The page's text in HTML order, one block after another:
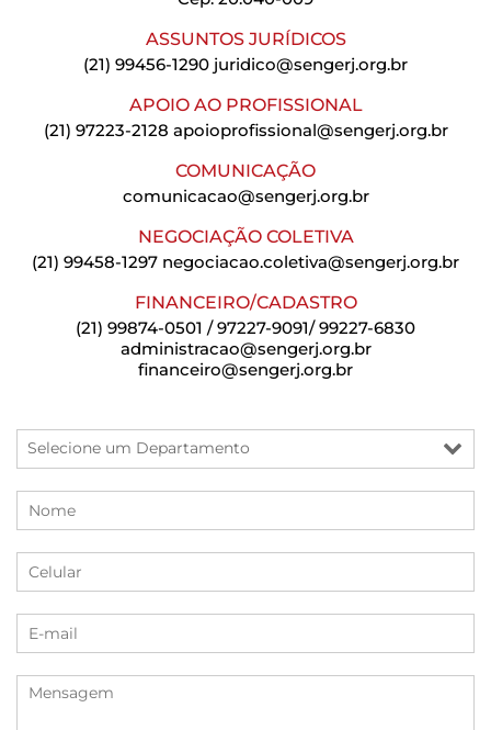
ASSUNTOS JURÍDICOS
(21) 99456-1290 juridico@sengerj.org.br
APOIO AO PROFISSIONAL
(21) 97223-2128 apoioprofissional@sengerj.org.br
COMUNICAÇÃO
comunicacao@sengerj.org.br
NEGOCIAÇÃO COLETIVA
(21) 99458-1297 negociacao.coletiva@sengerj.org.br
FINANCEIRO/CADASTRO
(21) 99874-0501 / 97227-9091/ 99227-6830
administracao@sengerj.org.br
financeiro@sengerj.org.br